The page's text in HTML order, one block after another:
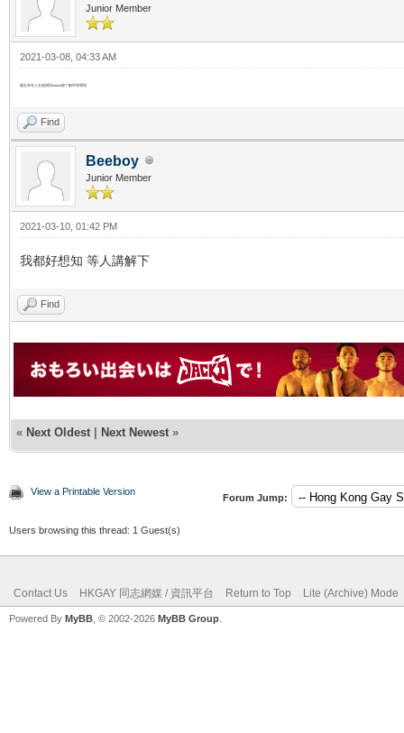
Junior Member
2021-03-08, 04:33 AM
最近有冇人去過胡同sauna想了解吓咩環境
Find
Beeboy
Junior Member
2021-03-10, 01:42 PM
我都好想知 等人講解下
Find
« Next Oldest | Next Newest »
View a Printable Version
Forum Jump:
Users browsing this thread: 1 Guest(s)
Contact Us HKGAY 同志網媒 / 資訊平台 Return to Top Lite (Archive) Mode
Powered By MyBB , © 2002-2026 MyBB Group